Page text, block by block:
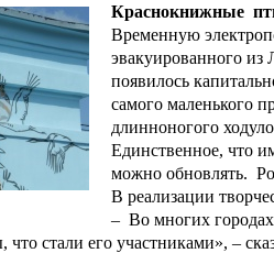
Краснокнижные
Временную
эвакуированного из
появилось
самого маленького
длинноногого
Единственное, что
можно обновлять.
В реализации
– Во многих городах
стали его участниками», –